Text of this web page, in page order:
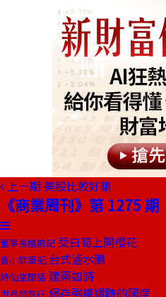
上一期 美股比較好賺
《商業周刊》第 1275 期
董事長嬉遊記 茭白筍上開櫻花
嘗小鮮筆記 台式滷水鵝
詩仙堂閒話 建築如詩
世界超旅行 保存強權遺跡的國度